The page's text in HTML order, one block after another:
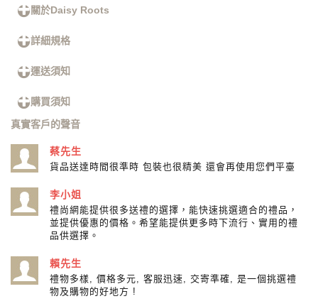
關於Daisy Roots
詳細規格
運送須知
購買須知
真實客戶的聲音
蔡先生
貨品送達時間很準時 包裝也很精美 還會再使用您們平臺
李小姐
禮尚網能提供很多送禮的選擇，能快速挑選適合的禮品，
並提供優惠的價格。希望能提供更多時下流行、實用的禮
品供選擇。
賴先生
禮物多樣, 價格多元, 客服迅速, 交寄準確, 是一個挑選禮
物及購物的好地方 !